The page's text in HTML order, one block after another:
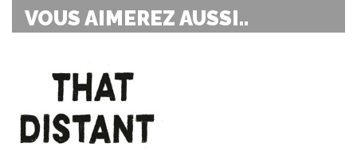
VOUS AIMEREZ AUSSI..